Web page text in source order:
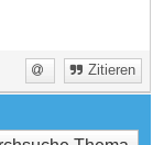
Zitieren